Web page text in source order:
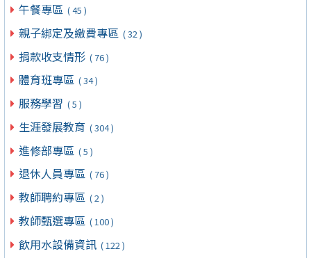
午餐專區 ( 45 )
親子綁定及繳費專區 ( 32 )
捐款收支情形 ( 76 )
體育班專區 ( 34 )
服務學習 ( 5 )
生涯發展教育 ( 304 )
進修部專區 ( 5 )
退休人員專區 ( 76 )
教師聘約專區 ( 2 )
教師甄選專區 ( 100 )
飲用水設備資訊 ( 122 )